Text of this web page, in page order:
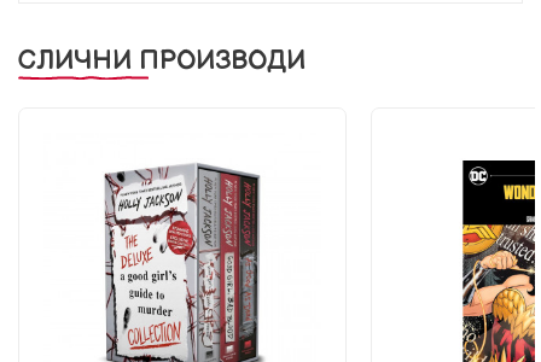
СЛИЧНИ ПРОИЗВОДИ